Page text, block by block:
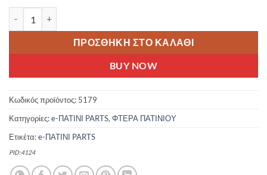
ΠΡΟΣΘΉΚΗ ΣΤΟ ΚΑΛΆΘΙ
BUY NOW
Κωδικός προϊόντος: 5179
Κατηγορίες:e-ΠΑΤΙΝΙ PARTS, ΦΤΕΡΑ ΠΑΤΙΝΙΟΥ
Ετικέτα:e-ΠΑΤΙΝΙ PARTS
PID:4124